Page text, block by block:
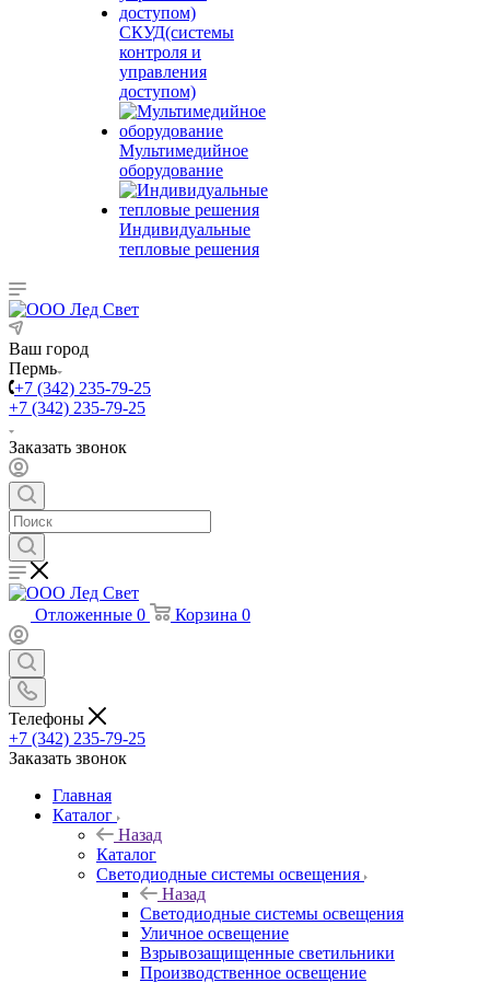
СКУД(системы
контроля и
управления
доступом)
Мультимедийное
оборудование
Индивидуальные
тепловые решения
Ваш город
Пермь
+7 (342) 235-79-25
+7 (342) 235-79-25
Заказать звонок
Отложенные 0 Корзина 0
Телефоны
+7 (342) 235-79-25
Заказать звонок
Главная
Каталог
Назад
Каталог
Светодиодные системы освещения
Назад
Светодиодные системы освещения
Уличное освещение
Взрывозащищенные светильники
Производственное освещение